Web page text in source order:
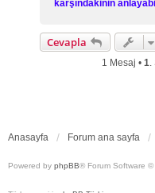
karşındakinin
Cevapla
1 Mesaj • 1.
Anasayfa Forum ana sayfa
Powered by phpBB® Forum Software ©